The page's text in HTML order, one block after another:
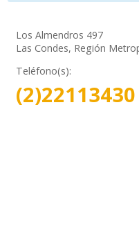
Los Almendros 497
Las Condes, Región
Teléfono(s):
(2)22113430